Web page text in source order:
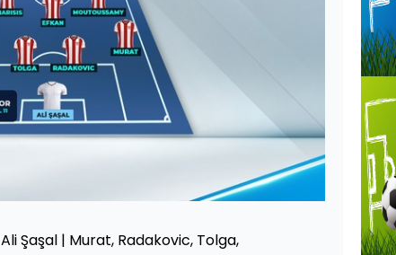
Ali Şaşal | Murat, Radakovic, Tolga,